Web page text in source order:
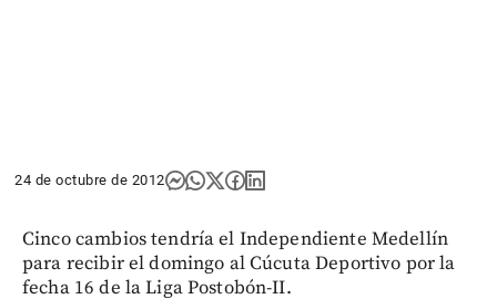
24 de octubre de 2012
Cinco cambios tendría el Independiente Medellín
para recibir el domingo al Cúcuta Deportivo por la
fecha 16 de la Liga Postobón-II.